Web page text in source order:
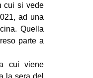
cui si vede
ad una
Quella
parte a
cui viene
la sera del